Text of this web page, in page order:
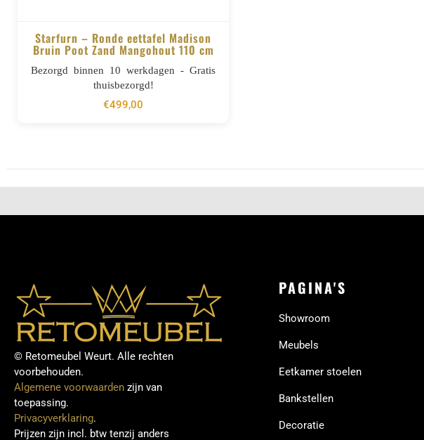
BESTELLEN
Starfurn – Ronde eettafel Madison
Bruin Poot Zand Mangohout 110 cm
Bezorgd binnen 10 werkdagen - Gratis
thuisbezorgd!
€499,00
© Retomeubel Weurt. Alle rechten
voorbehouden.
Algemene voorwaarden zijn van
toepassing.
Privacyverklaring.
Prijzen zijn incl. btw tenzij anders
PAGINA'S
Showroom
Meubels
Eetkamer stoelen
Bankstellen
Decoratie